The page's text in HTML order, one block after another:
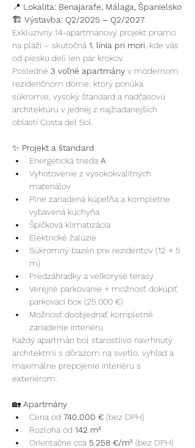
📍 Lokalita: Benajarafe, Málaga, Španielsko
🏗 Výstavba: Q2/2025 – Q2/2027
Exkluzívny 14-apartmánový projekt priamo
na pláži – skutočná 1. línia pri mori , kde vás
od piesku delí len pár krokov.
Posledné 3 voľné apartmány v modernom
rezidenčnom dome, ktorý ponúka
súkromie, vysoký štandard a nadčasovú
architektúru v jednej z najžiadanejších
oblastí Costa del Sol.
✨ Projekt a štandard
Energetická trieda A
Vyhotovenie z vysokokvalitných
materiálov
Plne zariadená kúpeľňa a kompletne
vybavená kuchyňa
Špičková klimatizácia
Elektrické žalúzie
Súkromný bazén pre rezidentov (12 × 5
m)
Predzáhradky a veľkorysé terasy
Verejné parkovanie + možnosť dokúpiť
parkovací box (25.000 €)
Možnosť doobjednať kompletné
zariadenie interiéru
Každý apartmán bol starostlivo navrhnutý
architektmi s dôrazom na svetlo, výhľad a
maximálne prepojenie interiéru s
exteriérom.
🏡 Apartmány
Cena od 740.000 € (bez DPH)
Rozloha od 142 m²
Orientačne cca 5.258 €/m² (bez DPH)